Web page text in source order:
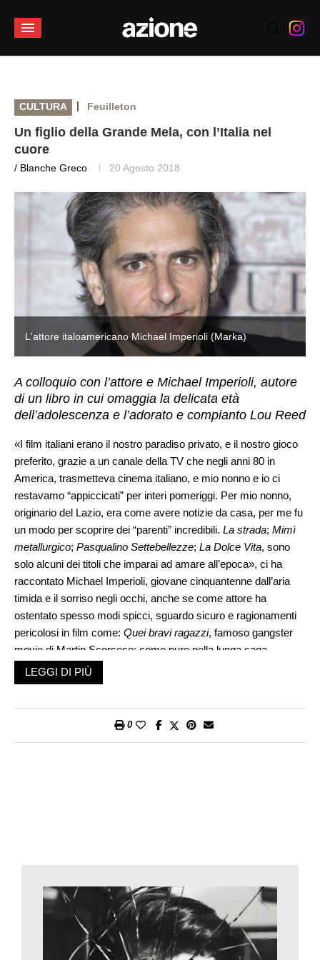
CULTURA | Feuilleton
Un figlio della Grande Mela, con l’Italia nel
cuore
/ Blanche Greco 20 Agosto 2018
L'attore italoamericano Michael Imperioli (Marka)
A colloquio con l’attore e Michael Imperioli, autore
di un libro in cui omaggia la delicata età
dell’adolescenza e l’adorato e compianto Lou Reed
«I film italiani erano il nostro paradiso privato, e il nostro gioco
preferito, grazie a un canale della TV che negli anni 80 in
America, trasmetteva cinema italiano, e mio nonno e io ci
restavamo “appiccicati” per interi pomeriggi. Per mio nonno,
originario del Lazio, era come avere notizie da casa, per me fu
un modo per scoprire dei “parenti” incredibili. La strada; Mimì
metallurgico; Pasqualino Settebellezze; La Dolce Vita, sono
solo alcuni dei titoli che imparai ad amare all’epoca», ci ha
raccontato Michael Imperioli, giovane cinquantenne dall’aria
timida e il sorriso negli occhi, anche se come attore ha
ostentato spesso modi spicci, sguardo sicuro e ragionamenti
pericolosi in film come: Quei bravi ragazzi, famoso gangster
movie di Martin Scorsese; come pure nella lunga saga
televisiva de I Soprano
narcisista, Cristopher Moltisanti, personaggio che gli valse una
protagonista e un buon inizio come sceneggiatore.
prestito un verso della ballata, ma mette Lou Reed al centro
del suo romanzo, accanto al suo protagonista: il sedicenne
Matthew, «cucciolo» che ha appena perso il padre e i luoghi
della propria infanzia nel Queens, vecchio placido quartiere
LEGGI DI PIÙ
0